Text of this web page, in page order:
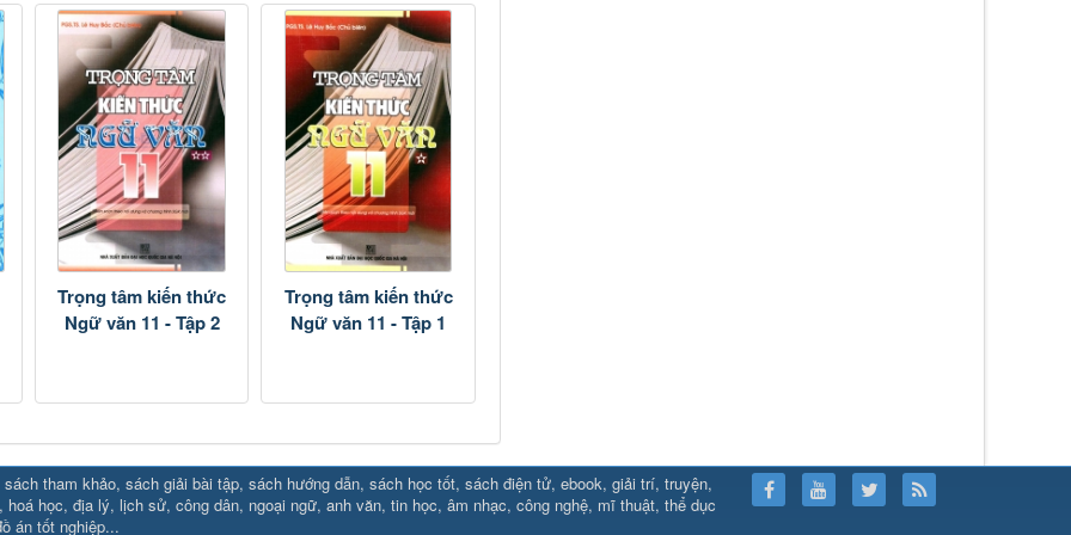
Trọng tâm kiến thức
Ngữ văn 11 - Tập 2
Trọng tâm kiến thức
Ngữ văn 11 - Tập 1
⇔ https://uk88.rocks ⇔RR88⇔ https://hello8880.net/ ⇔ https://789club24.com/ ⇔https://bomwin.tech/ ⇔ https://789club24.com/
tham khảo, sách giải bài tập, sách hướng dẫn, sách học tốt, sách điện tử, ebook, giải trí, truyện,
học, địa lý, lịch sử, công dân, ngoại ngữ, anh văn, tin học, âm nhạc, công nghệ, mĩ thuật, thể dục
án tốt nghiệp...